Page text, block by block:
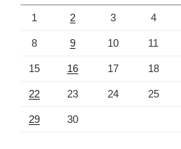
1 2 3 4
8 9 10 11
15 16 17 18
22 23 24 25
29 30